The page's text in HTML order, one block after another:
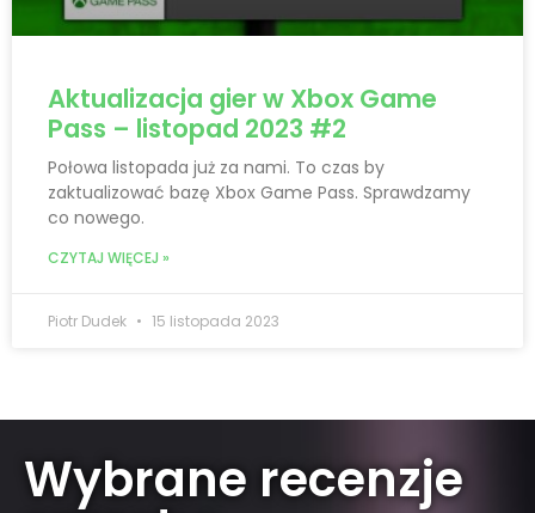
Aktualizacja gier w Xbox Game
Pass – listopad 2023 #2
Połowa listopada już za nami. To czas by
zaktualizować bazę Xbox Game Pass. Sprawdzamy
co nowego.
CZYTAJ WIĘCEJ »
Piotr Dudek 15 listopada 2023
Wybrane recenzje